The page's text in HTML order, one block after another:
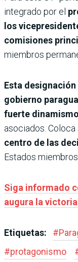
integrado por el
los
comisiones
miembros
Esta
gobierno
fuerte
asociados. Coloca
centro de las
Estados
Siga informado
augura la
Etiquetas: #
#protagonismo